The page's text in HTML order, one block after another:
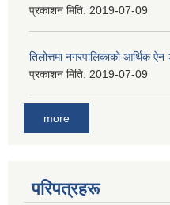
प्रकाशन मिति: 2019-07-09
तिलोत्तमा नगरपालिकाको आर्थिक
प्रकाशन मिति: 2019-07-09
more
परिपत्रहरू